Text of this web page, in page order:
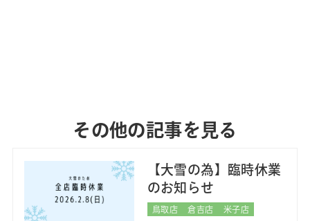
その他の記事を見る
【大雪の為】臨時休業
のお知らせ
鳥取店 倉吉店 米子店